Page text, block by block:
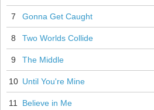
7 Gonna Get Caught
8 Two Worlds Collide
9 The Middle
10 Until You're Mine
11 Believe in Me